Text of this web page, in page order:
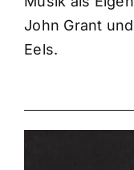
John Grant
Eels.